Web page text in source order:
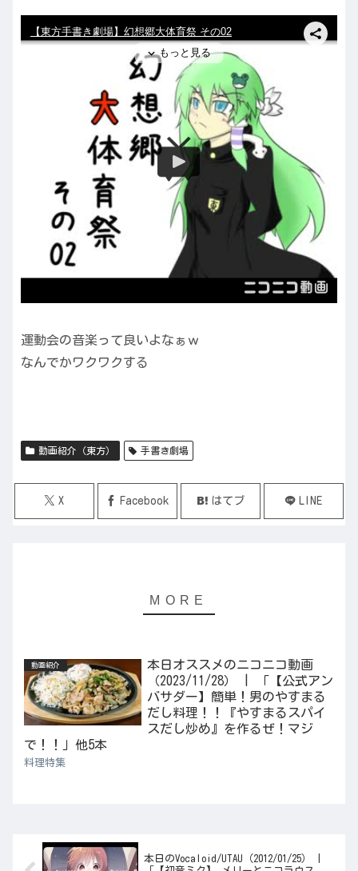
運動会の音楽って良いよなぁｗ
なんでかワクワクする
動画紹介（東方） 手書き劇場
X Facebook はてブ LINE
動画紹介
本日オススメのニコニコ動画
（2023/11/28） | 「【公式アン
バサダー】簡単！男のやすまる
だし料理！！『やすまるスパイ
スだし炒め』を作るぜ！マジ
で！！」他5本
料理特集
本日のVocaloid/UTAU（2012/01/25） |